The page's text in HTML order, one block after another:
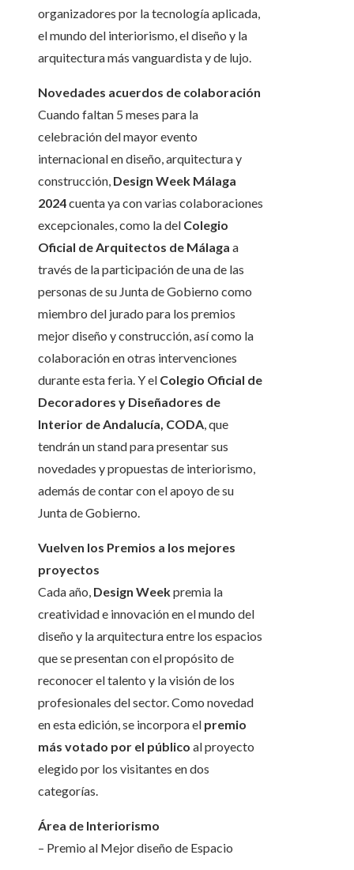
organizadores por la tecnología aplicada,
el mundo del interiorismo, el diseño y la
arquitectura más vanguardista y de lujo.
Novedades acuerdos de colaboración
Cuando faltan 5 meses para la
celebración del mayor evento
internacional en diseño, arquitectura y
construcción, Design Week Málaga
2024cuenta ya con varias colaboraciones
excepcionales, como la del Colegio
Oficial de Arquitectos de Málaga a
través de la participación de una de las
personas de su Junta de Gobierno como
miembro del jurado para los premios
mejor diseño y construcción, así como la
colaboración en otras intervenciones
durante esta feria. Y el Colegio Oficial de
Decoradores y Diseñadores de
Interior de Andalucía, CODA, que
tendrán un stand para presentar sus
novedades y propuestas de interiorismo,
además de contar con el apoyo de su
Junta de Gobierno.
Vuelven los Premios a los mejores
proyectos
Cada año, Design Weekpremia la
creatividad e innovación en el mundo del
diseño y la arquitectura entre los espacios
que se presentan con el propósito de
reconocer el talento y la visión de los
profesionales del sector. Como novedad
en esta edición, se incorpora el premio
más votado por el público al proyecto
elegido por los visitantes en dos
categorías.
Área de Interiorismo
– Premio al Mejor diseño de Espacio